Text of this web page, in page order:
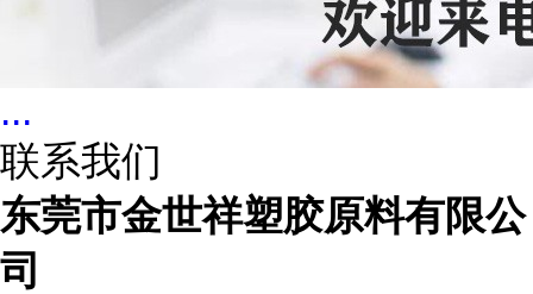
...
联系我们
东莞市金世祥塑胶原料有限公
司